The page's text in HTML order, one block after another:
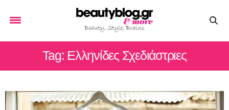
Tag: Ελληνίδες Σχεδιάστριες